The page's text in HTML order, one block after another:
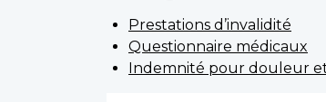
Prestations d’invalidité
Questionnaire médicaux
Indemnité pour douleur